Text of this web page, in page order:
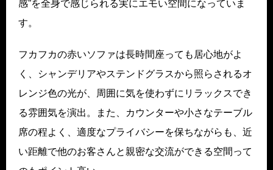
感”を全身で感じられる実にエモい空間になっていま
す。
フカフカの赤いソファは長時間座っても居心地がよ
く、シャンデリアやステンドグラスから照らされるオ
レンジ色の光が、周囲に気を使わずにリラックスでき
る雰囲気を演出。また、カウンターや小さなテーブル
席の程よく、適度なプライバシーを保ちながらも、近
い距離で他のお客さんと親密な交流ができる空間って